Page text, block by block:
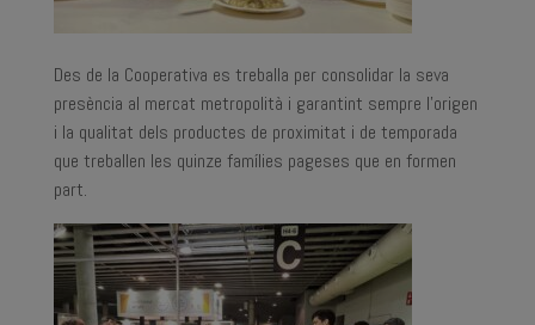
Des de la Cooperativa es treballa per consolidar la seva
presència al mercat metropolità i garantint sempre l’origen
i la qualitat dels productes de proximitat i de temporada
que treballen les quinze famílies pageses que en formen
part.